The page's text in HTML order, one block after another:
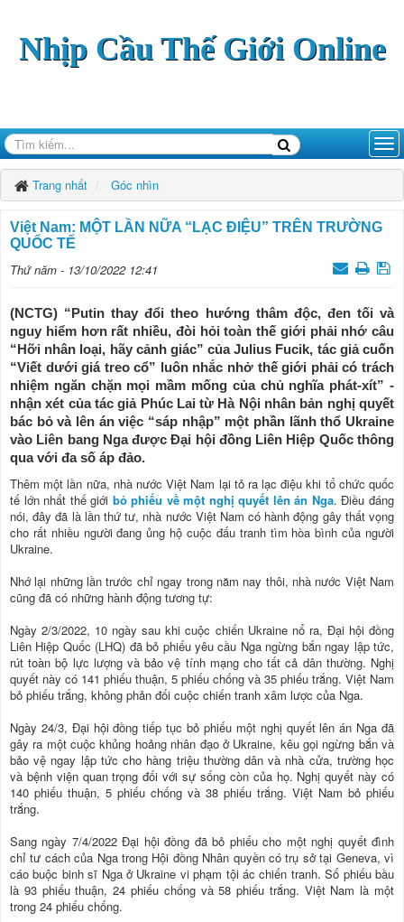
Nhịp Cầu Thế Giới Online
Trang nhất Góc nhìn
Việt Nam: MỘT LẦN NỮA “LẠC ĐIỆU” TRÊN TRƯỜNG
QUỐC TẾ
Thứ năm - 13/10/2022 12:41
(NCTG) “Putin thay đổi theo hướng thâm độc, đen tối và
nguy hiểm hơn rất nhiều, đòi hỏi toàn thế giới phải nhớ câu
“Hỡi nhân loại, hãy cảnh giác” của Julius Fucik, tác giả cuốn
“Viết dưới giá treo cổ” luôn nhắc nhở thế giới phải có trách
nhiệm ngăn chặn mọi mầm mống của chủ nghĩa phát-xít” -
nhận xét của tác giả Phúc Lai từ Hà Nội nhân bản nghị quyết
bác bỏ và lên án việc “sáp nhập” một phần lãnh thổ Ukraine
vào Liên bang Nga được Đại hội đồng Liên Hiệp Quốc thông
qua với đa số áp đảo.
Thêm một lần nữa, nhà nước Việt Nam lại tỏ ra lạc điệu khi tổ chức quốc
tế lớn nhất thế giới bỏ phiếu về một nghị quyết lên án Nga. Điều đáng
nói, đây đã là lần thứ tư, nhà nước Việt Nam có hành động gây thất vọng
cho rất nhiều người đang ủng hộ cuộc đấu tranh tìm hòa bình của người
Ukraine.
Nhớ lại những lần trước chỉ ngay trong năm nay thôi, nhà nước Việt Nam
cũng đã có những hành động tương tự:
Ngày 2/3/2022, 10 ngày sau khi cuộc chiến Ukraine nổ ra, Đại hội đồng
Liên Hiệp Quốc (LHQ) đã bỏ phiếu yêu cầu Nga ngừng bắn ngay lập tức,
rút toàn bộ lực lượng và bảo vệ tính mạng cho tất cả dân thường. Nghị
quyết này có 141 phiếu thuận, 5 phiếu chống và 35 phiếu trắng. Việt Nam
bỏ phiếu trắng, không phản đối cuộc chiến tranh xâm lược của Nga.
Ngày 24/3, Đại hội đồng tiếp tục bỏ phiếu một nghị quyết lên án Nga đã
gây ra một cuộc khủng hoảng nhân đạo ở Ukraine, kêu gọi ngừng bắn và
bảo vệ ngay lập tức cho hàng triệu thường dân và nhà cửa, trường học
và bệnh viện quan trọng đối với sự sống còn của họ. Nghị quyết này có
140 phiếu thuận, 5 phiếu chống và 38 phiếu trắng. Việt Nam bỏ phiếu
trắng.
Sang ngày 7/4/2022 Đại hội đồng đã bỏ phiếu cho một nghị quyết đình
chỉ tư cách của Nga trong Hội đồng Nhân quyền có trụ sở tại Geneva, vì
cáo buộc binh sĩ Nga ở Ukraine vi phạm tội ác chiến tranh. Số phiếu bầu
là 93 phiếu thuận, 24 phiếu chống và 58 phiếu trắng. Việt Nam là một
trong 24 phiếu chống.